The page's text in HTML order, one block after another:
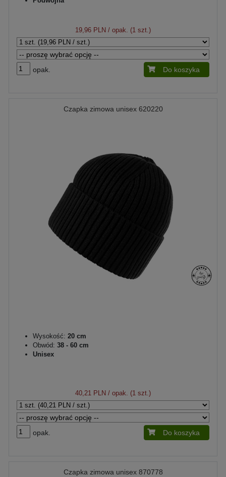
19,96 PLN / opak. (1 szt.)
opak. Do koszyka
Czapka zimowa unisex 620220
Wysokość: 20 cm
Obwód: 38 - 60 cm
Unisex
40,21 PLN / opak. (1 szt.)
opak. Do koszyka
Czapka zimowa unisex 870778